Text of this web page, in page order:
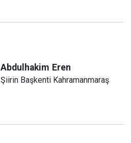
Abdulhakim Eren
Şiirin Başkenti Kahramanmaraş